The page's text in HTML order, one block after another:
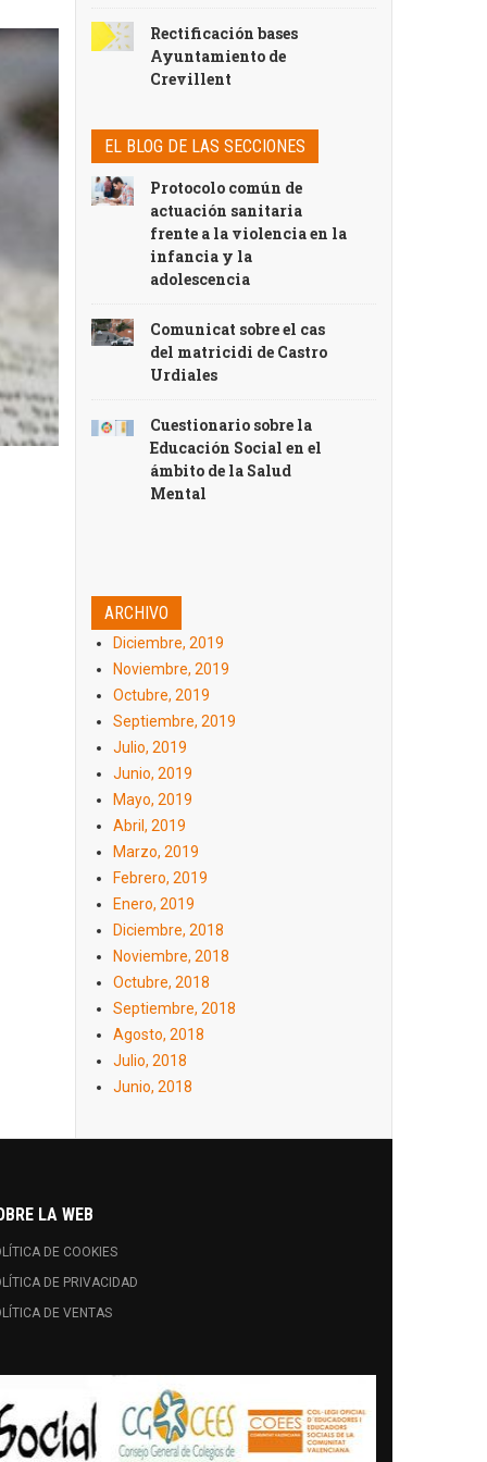
Rectificación bases
Ayuntamiento de
Crevillent
EL BLOG DE LAS SECCIONES
Protocolo común de
actuación sanitaria
frente a la violencia en la
infancia y la
adolescencia
Comunicat sobre el cas
del matricidi de Castro
Urdiales
Cuestionario sobre la
Educación Social en el
ámbito de la Salud
Mental
ARCHIVO
Diciembre, 2019
Noviembre, 2019
Octubre, 2019
Septiembre, 2019
Julio, 2019
Junio, 2019
Mayo, 2019
Abril, 2019
Marzo, 2019
Febrero, 2019
Enero, 2019
Diciembre, 2018
Noviembre, 2018
Octubre, 2018
Septiembre, 2018
Agosto, 2018
Julio, 2018
Junio, 2018
LA WEB
DE COOKIES
DE PRIVACIDAD
DE VENTAS